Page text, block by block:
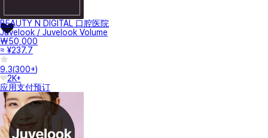
BEAUTY N DIGITAL 口腔医院
Juvelook / Juvelook Volume
₩50,000
≈ ¥237.7
9.3(300+)
2K+
应用支付预订